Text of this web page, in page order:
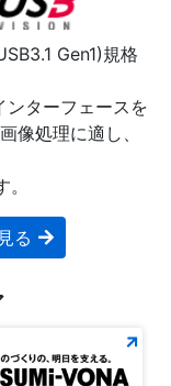
Gen1)規格
ターフェースを
像処理に適し、
る